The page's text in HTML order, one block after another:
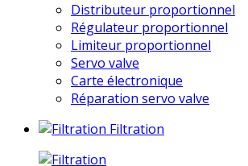
Distributeur proportionnel
Régulateur proportionnel
Limiteur proportionnel
Servo valve
Carte électronique
Réparation servo valve
Filtration